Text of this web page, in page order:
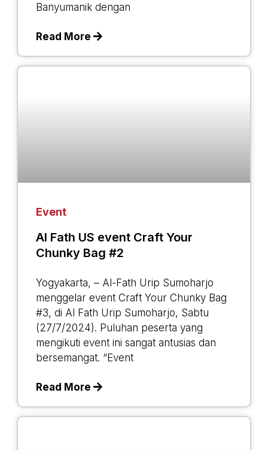
Banyumanik dengan
Read More
Event
Al Fath US event Craft Your
Chunky Bag #2
Yogyakarta, – Al-Fath Urip Sumoharjo
menggelar event Craft Your Chunky Bag
#3, di Al Fath Urip Sumoharjo, Sabtu
(27/7/2024). Puluhan peserta yang
mengikuti event ini sangat antusias dan
bersemangat. “Event
Read More